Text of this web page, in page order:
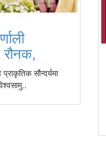
सौन्दर्यमा